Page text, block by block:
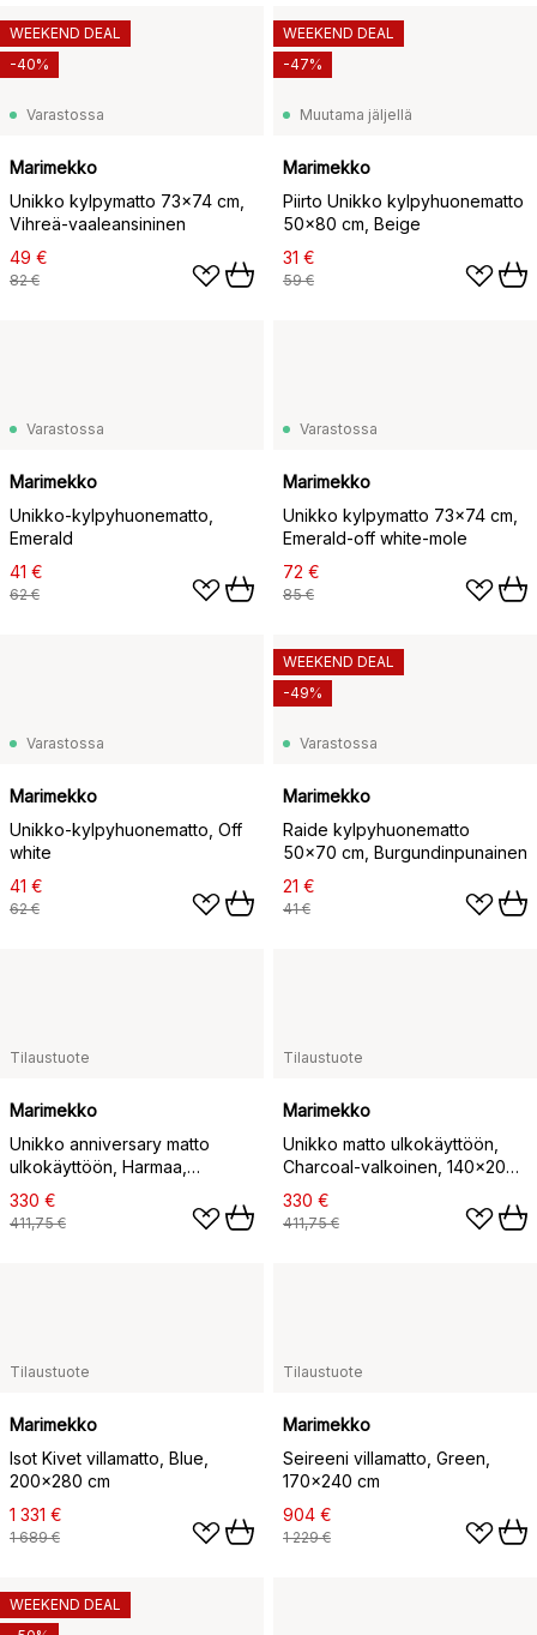
Varastossa
Marimekko
Unikko kylpymatto 73x74 cm,
Vihreä-vaaleansininen
49 €
82 €
WEEKEND DEAL
-40%
Muutama jäljellä
Marimekko
Piirto Unikko kylpyhuonematto
50x80 cm, Beige
31 €
59 €
WEEKEND DEAL
-47%
Varastossa
Marimekko
Unikko-kylpyhuonematto,
Emerald
41 €
62 €
Varastossa
Marimekko
Unikko kylpymatto 73x74 cm,
Emerald-off white-mole
72 €
85 €
Varastossa
Marimekko
Unikko-kylpyhuonematto, Off
white
41 €
62 €
Varastossa
Marimekko
Raide kylpyhuonematto
50x70 cm, Burgundinpunainen
21 €
41 €
WEEKEND DEAL
-49%
Tilaustuote
Marimekko
Unikko anniversary matto
ulkokäyttöön, Harmaa,
140x200 cm
330 €
411,75 €
Tilaustuote
Marimekko
Unikko matto ulkokäyttöön,
Charcoal-valkoinen, 140x200
cm
330 €
411,75 €
Tilaustuote
Marimekko
Isot Kivet villamatto, Blue,
200x280 cm
1 331 €
1 689 €
Tilaustuote
Marimekko
Seireeni villamatto, Green,
170x240 cm
904 €
1 229 €
WEEKEND DEAL